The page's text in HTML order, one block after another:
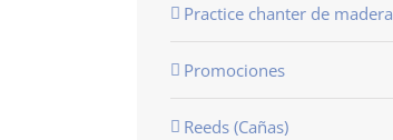
Practice chanter de madera
Promociones
Reeds (Cañas)